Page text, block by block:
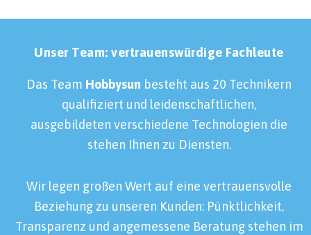
Unser Team: vertrauenswürdige Fachleute
Das Team Hobbysun besteht aus 20 Technikern
qualifiziert und leidenschaftlichen,
ausgebildeten verschiedene Technologien die
stehen Ihnen zu Diensten.
Wir legen großen Wert auf eine vertrauensvolle
Beziehung zu unseren Kunden: Pünktlichkeit,
Transparenz und angemessene Beratung stehen im